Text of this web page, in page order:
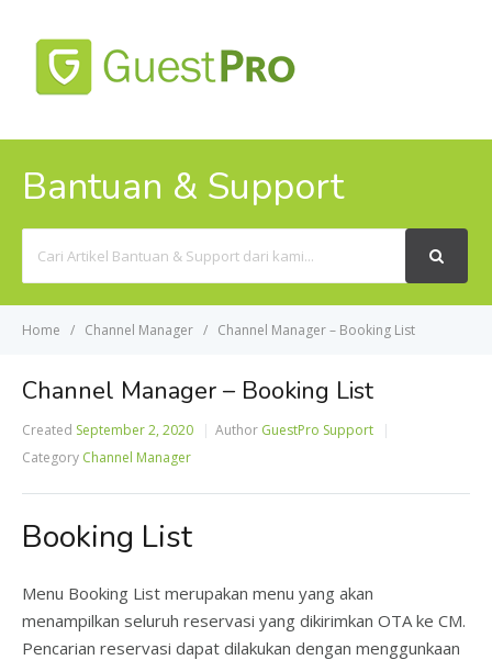
Bantuan & Support
For
Home Channel Manager Channel Manager – Booking List
Channel Manager – Booking List
Created September 2, 2020 Author GuestPro Support
Category Channel Manager
Booking List
Menu Booking List merupakan menu yang akan
menampilkan seluruh reservasi yang dikirimkan OTA ke CM.
Pencarian reservasi dapat dilakukan dengan menggunkaan